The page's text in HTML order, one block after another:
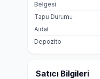
Belgesi
Tapu Durumu
Aidat
Depozito
Satıcı Bilgileri